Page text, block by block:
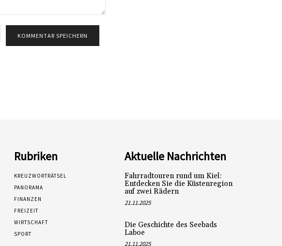
Mail:*
Rubriken
KREUZWORTRÄTSEL
PANORAMA
FINANZEN
FREIZEIT
WIRTSCHAFT
SPORT
Aktuelle Nachrichten
Fahrradtouren rund um Kiel:
Entdecken Sie die Küstenregion
auf zwei Rädern
21.11.2025
Die Geschichte des Seebads
Laboe
21.11.2025